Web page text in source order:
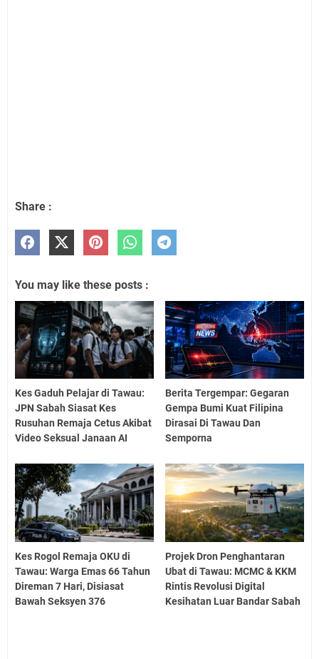
Share :
You may like these posts :
Kes Gaduh Pelajar di Tawau:
JPN Sabah Siasat Kes
Rusuhan Remaja Cetus Akibat
Video Seksual Janaan AI
Berita Tergempar: Gegaran
Gempa Bumi Kuat Filipina
Dirasai Di Tawau Dan
Semporna
Kes Rogol Remaja OKU di
Tawau: Warga Emas 66 Tahun
Direman 7 Hari, Disiasat
Bawah Seksyen 376
Projek Dron Penghantaran
Ubat di Tawau: MCMC & KKM
Rintis Revolusi Digital
Kesihatan Luar Bandar Sabah